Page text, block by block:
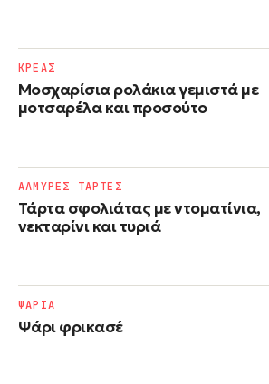
Μοσχαρίσια ρολάκια γεμιστά με
μοτσαρέλα και προσούτο
ΚΡΕΑΣ
Τάρτα σφολιάτας με ντοματίνια,
νεκταρίνι και τυριά
ΑΛΜΥΡΕΣ ΤΑΡΤΕΣ
Ψάρι φρικασέ
ΨΑΡΙΑ